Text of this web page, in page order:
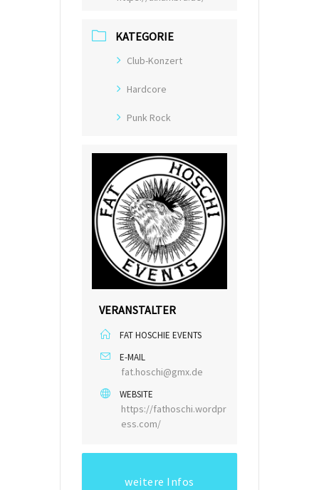
KATEGORIE
Club-Konzert
Hardcore
Punk Rock
VERANSTALTER
FAT HOSCHIE EVENTS
E-MAIL
fat.hoschi@gmx.de
WEBSITE
https://fathoschi.wordpr
ess.com/
weitere Infos